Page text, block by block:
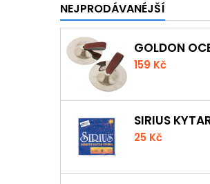
NEJPRODÁVANÉJŠÍ
159 Kč
25 Kč